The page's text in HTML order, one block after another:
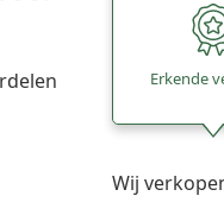
Erkende
Wij